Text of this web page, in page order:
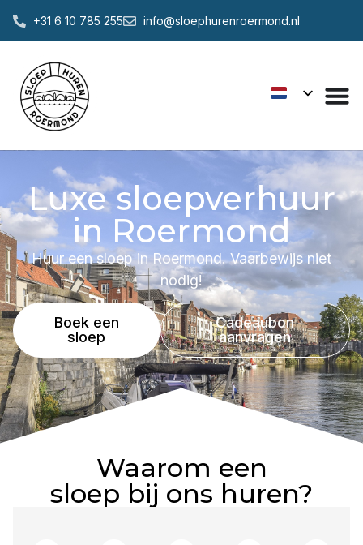
+31 6 10 785 255 info@sloephurenroermond.nl
Luxe sloepverhuur
in Roermond
Huur een sloep in Roermond. Vaarbewijs niet
nodig!
Boek een
sloep
Cadeaubon
aanvragen
Waarom een
sloep bij ons huren?